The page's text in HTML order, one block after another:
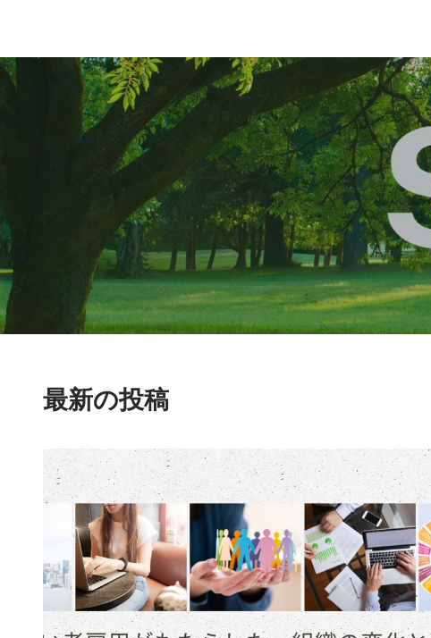
最新の投稿